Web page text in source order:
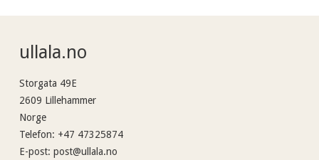
ullala.no
Storgata 49E
2609 Lillehammer
Norge
Telefon: +47 47325874
E-post: post@ullala.no